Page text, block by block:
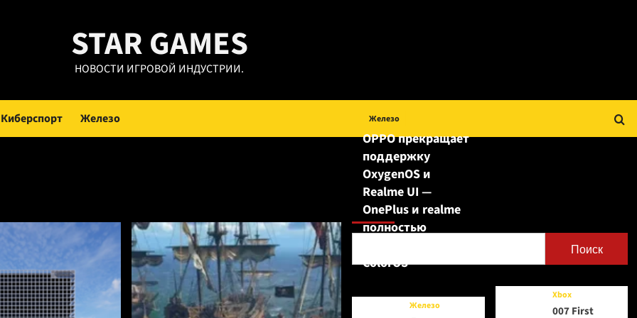
STAR GAMES
НОВОСТИ ИГРОВОЙ ИНДУСТРИИ.
Киберспорт Железо
Поиск
Поиск
Железо
OPPO прекращает
поддержку
OxygenOS и
Realme UI —
OnePlus и realme
полностью
ColorOS
Железо
Xbox
007 First